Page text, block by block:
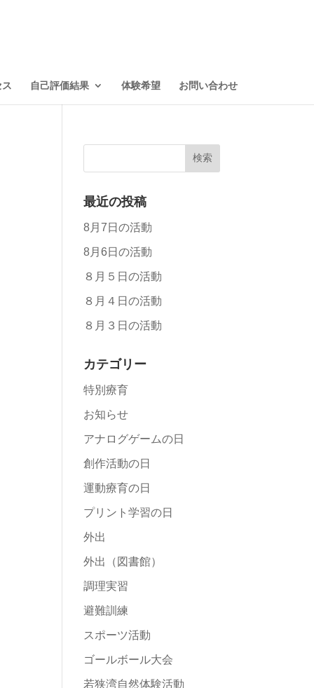
自己評価結果 体験希望 お問い合わせ
最近の投稿
8月7日の活動
8月6日の活動
８月５日の活動
８月４日の活動
８月３日の活動
カテゴリー
特別療育
お知らせ
アナログゲームの日
創作活動の日
運動療育の日
プリント学習の日
外出
外出（図書館）
調理実習
避難訓練
スポーツ活動
ゴールボール大会
若狭湾自然体験活動